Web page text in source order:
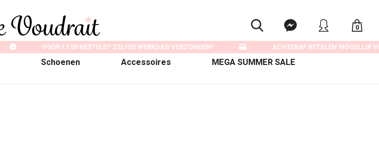
0
Schoenen Accessoires MEGA SUMMER SALE
VOOR 17:00 BESTELD? ZELFDE WERKDAG VERZONDEN! ACHTERAF BETALEN MOGELIJK